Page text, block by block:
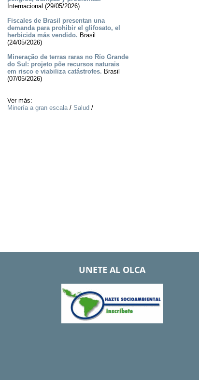
Internacional (29/05/2026)
Fiscales de Brasil presentan una
demanda para prohibir el glifosato, el
herbicida más vendido. Brasil
(24/05/2026)
Mineração de terras raras no Río Grande
do Sul: projeto põe recursos naturais
em risco e viabiliza catástrofes. Brasil
(07/05/2026)
Ver más:
Minería a gran escala/ Salud /
UNETE AL OLCA